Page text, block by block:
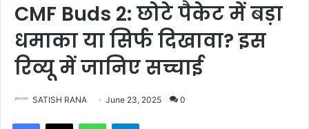
CMF Buds 2: छोटे पैकेट में बड़ा
धमाका या सिर्फ दिखावा? इस
रिव्यू में जानिए सच्चाई
SATISH RANA June 23, 2025 0
Facebook
X WhatsAppTelegram